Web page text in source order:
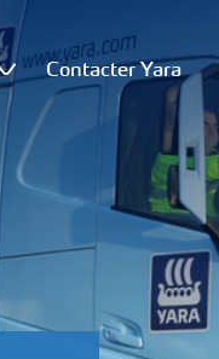
Contacter Yara